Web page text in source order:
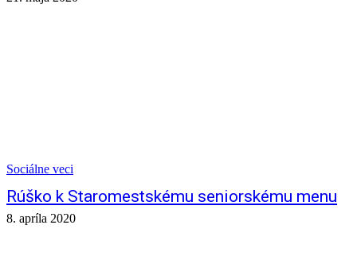
Sociálne veci
Rúško k Staromestskému seniorskému menu
8. apríla 2020